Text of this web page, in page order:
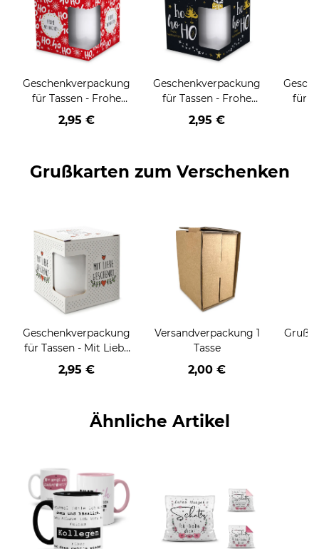
Geschenkverpackung
für Tassen - Frohe
Weihnachten - HO
HO HO - rot
2,95 €
Geschenkverpackung
für Tassen - Frohe
Weihnachten - HO
HO HO - schwarz
2,95 €
für
Grußkarten zum Verschenken
Geschenkverpackung
für Tassen - Mit Liebe
geschenkt
2,95 €
Versandverpackung 1
Tasse
2,00 €
Ähnliche Artikel